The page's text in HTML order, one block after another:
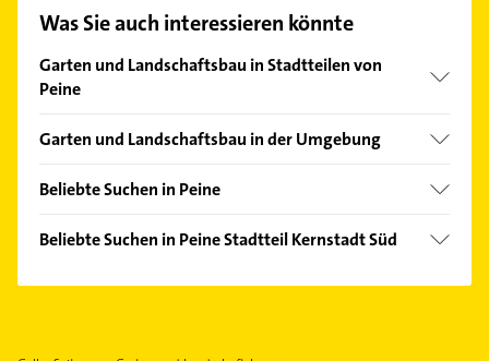
finden Sie alleKontaktdaten.
Was Sie auch interessieren könnte
Garten und Landschaftsbau in Stadtteilen von
Peine
Berkum
Duttenstedt
Essinghausen
Handorf
Garten und Landschaftsbau in der Umgebung
Ilsede
Hohenhameln
Beliebte Suchen in Peine
Rohrreinigung
Klempner
Beliebte Suchen in Peine Stadtteil Kernstadt Süd